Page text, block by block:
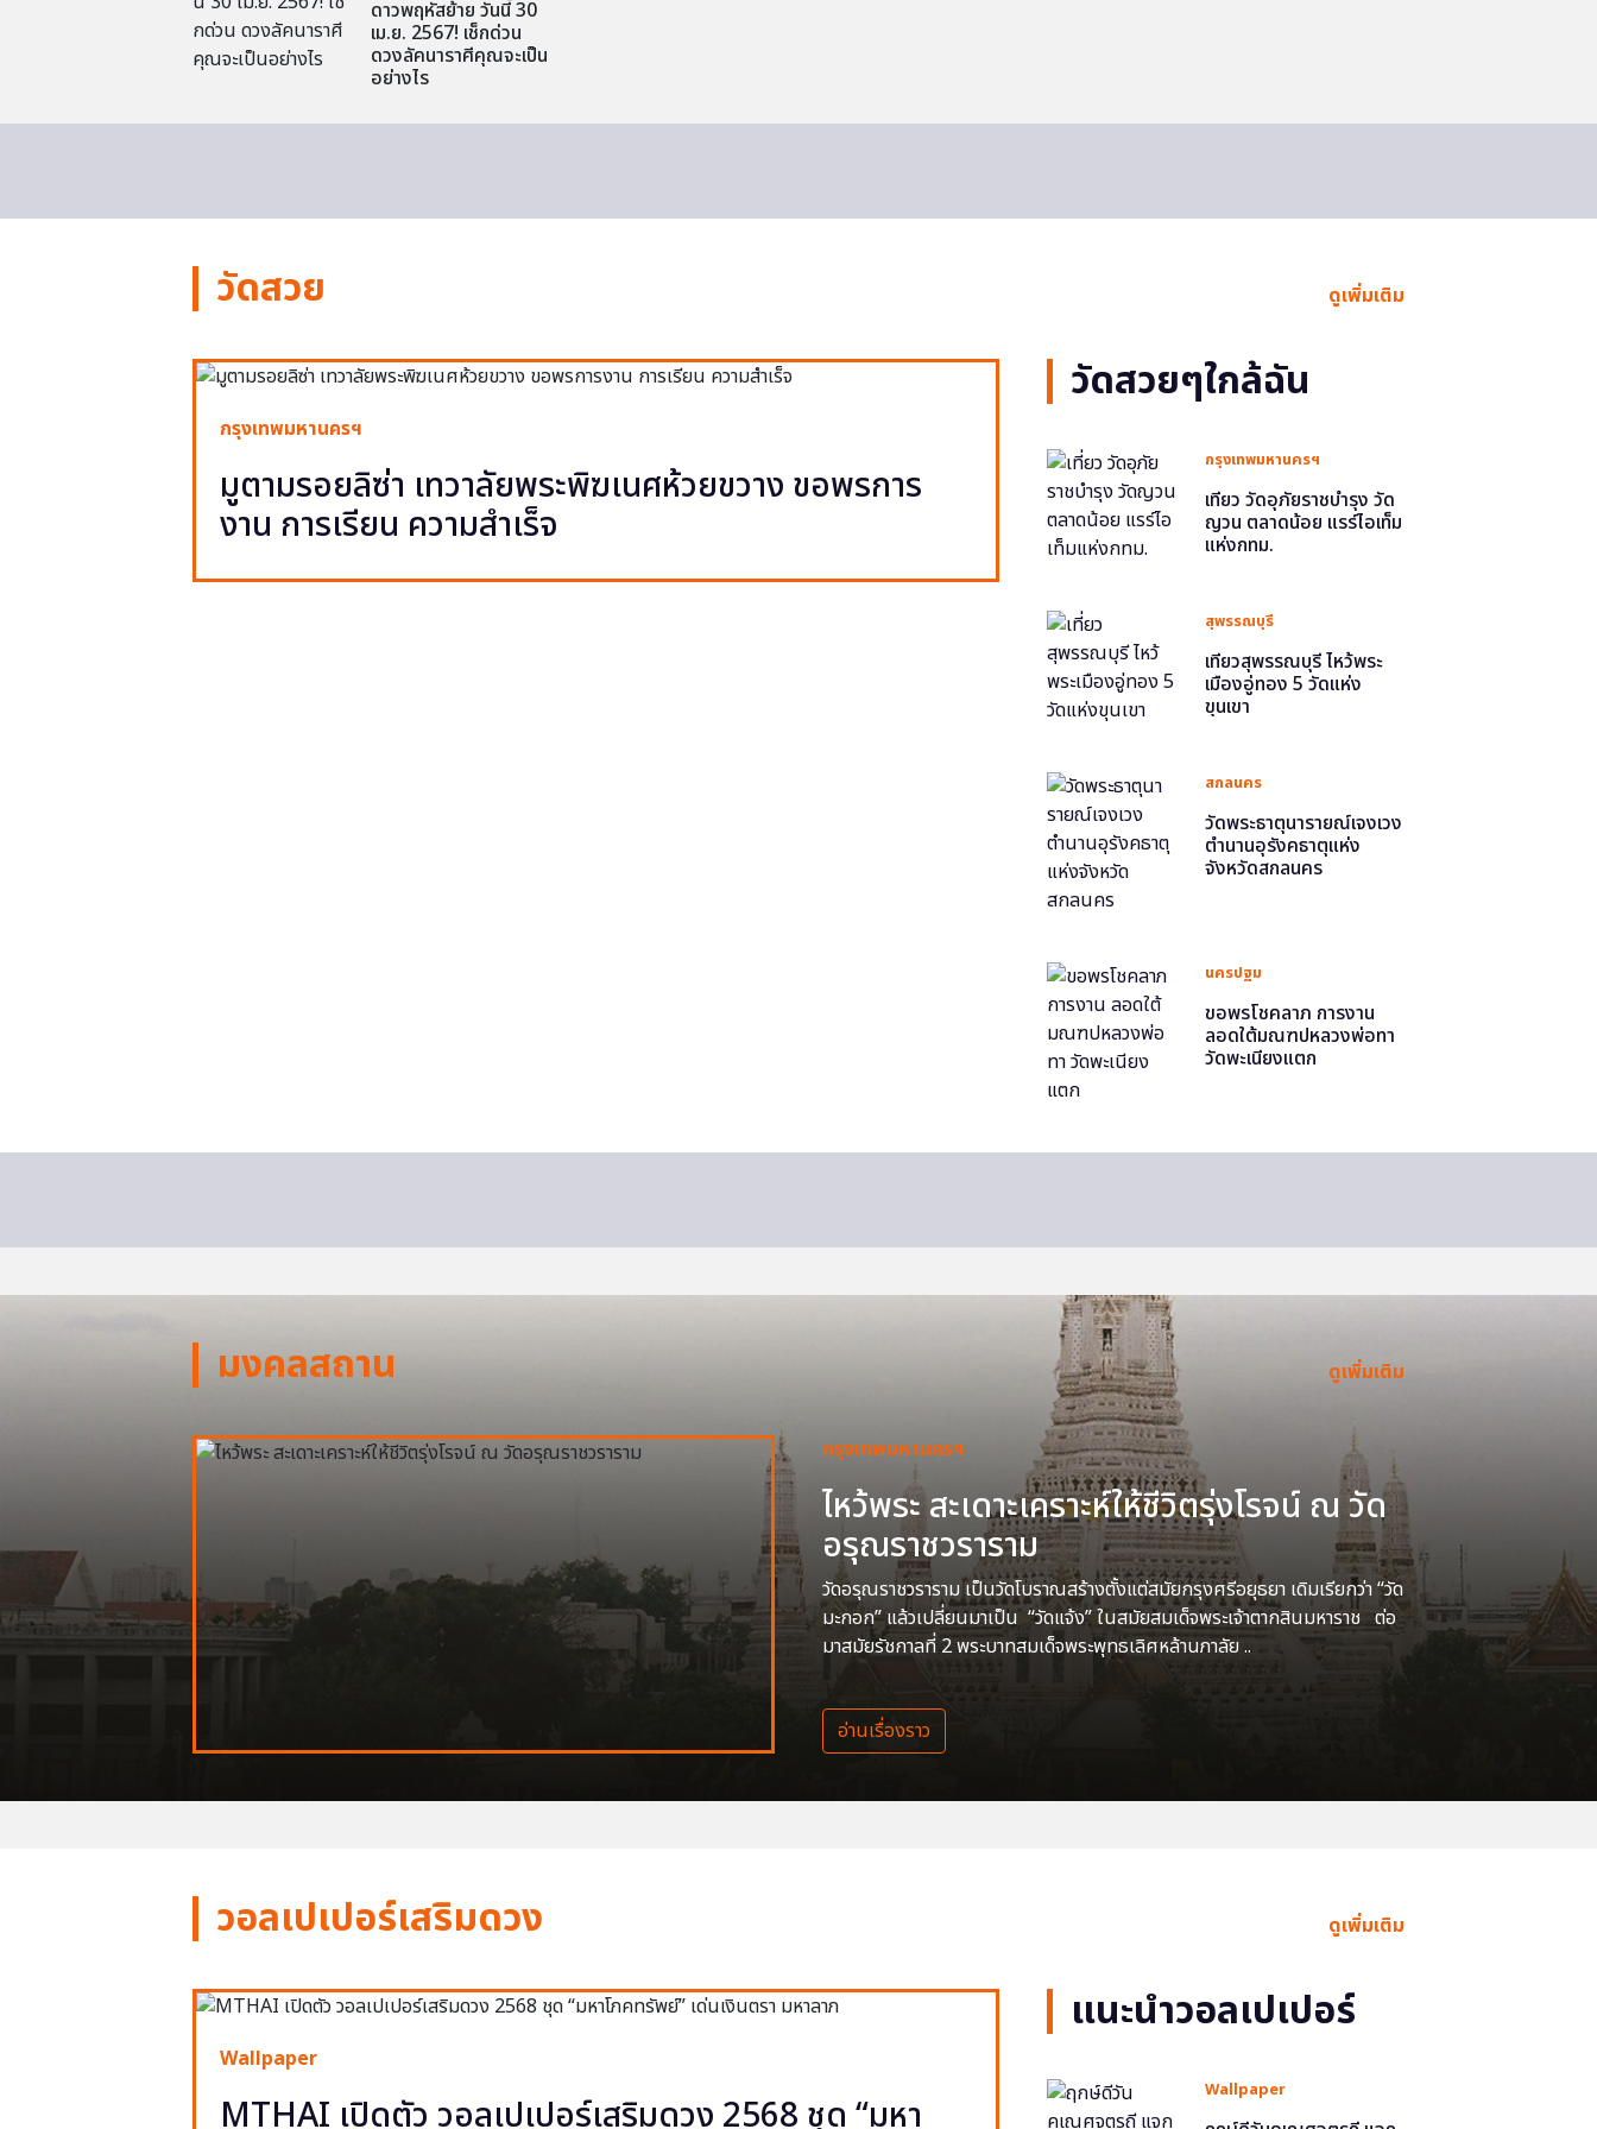
ดาวพฤหัสย้าย วันนี้ 30
เม.ย. 2567! เช็กด่วน
ดวงลัคนาราศีคุณจะเป็น
อย่างไร
วัดสวย ดูเพิ่มเติม
กรุงเทพมหานครฯ
มูตามรอยลิซ่า เทวาลัยพระพิฆเนศห้วยขวาง ขอพรการ
งาน การเรียน ความสำเร็จ
วัดสวยๆใกล้ฉัน
กรุงเทพมหานครฯ
เที่ยว วัดอุภัยราชบำรุง วัด
ญวน ตลาดน้อย แรร์ไอเท็ม
แห่งกทม.
สุพรรณบุรี
เที่ยวสุพรรณบุรี ไหว้พระ
เมืองอู่ทอง 5 วัดแห่ง
ขุนเขา
สกลนคร
วัดพระธาตุนารายณ์เจงเวง
ตำนานอุรังคธาตุแห่ง
จังหวัดสกลนคร
นครปฐม
ขอพรโชคลาภ การงาน
ลอดใต้มณฑปหลวงพ่อทา
วัดพะเนียงแตก
มงคลสถาน ดูเพิ่มเติม
กรุงเทพมหานครฯ
ไหว้พระ สะเดาะเคราะห์ให้ชีวิตรุ่งโรจน์ ณ วัด
อรุณราชวราราม
วัดอรุณราชวราราม เป็นวัดโบราณสร้างตั้งแต่สมัยกรุงศรีอยุธยา เดิมเรียกว่า “วัด
มะกอก” แล้วเปลี่ยนมาเป็น “วัดแจ้ง” ในสมัยสมเด็จพระเจ้าตากสินมหาราช ต่อ
มาสมัยรัชกาลที่ 2 พระบาทสมเด็จพระพุทธเลิศหล้านภาลัย ..
อ่านเรื่องราว
วอลเปเปอร์เสริมดวง ดูเพิ่มเติม
Wallpaper
MTHAI เปิดตัว วอลเปเปอร์เสริมดวง 2568 ชุด “มหา
แนะนำวอลเปเปอร์
Wallpaper